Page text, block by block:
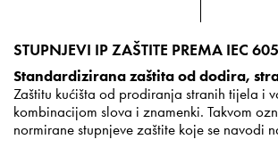
STUPNJEVI IP ZAŠTITE PREMA IEC
Standardizirana zaštita od dodira,
Zaštitu kućišta od prodiranja stranih tijela i
kombinacijom slova i znamenki. Takvom
normirane stupnjeve zaštite koje se navodi